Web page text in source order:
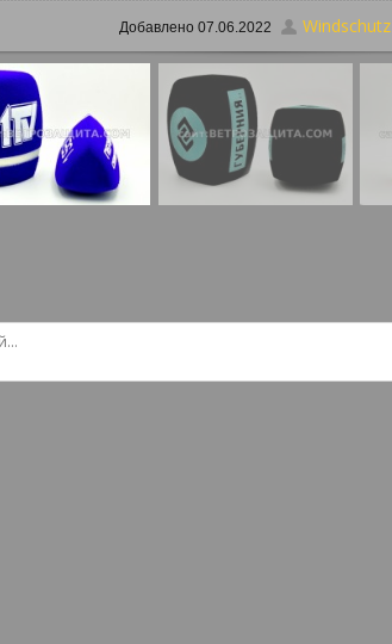
Добавлено 07.06.2022 Windschutz